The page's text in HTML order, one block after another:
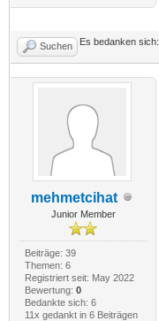
Suchen Es bedanken sich:
mehmetcihat
Junior Member
Beiträge: 39
Themen: 6
Registriert seit: May 2022
Bewertung: 0
Bedankte sich: 6
11x gedankt in 6 Beiträgen